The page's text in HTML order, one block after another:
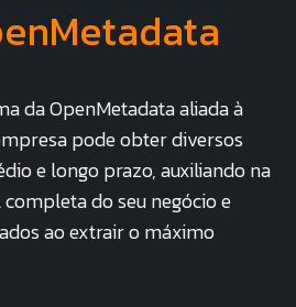
da OpenMetadata aliada à
pode obter diversos
e longo prazo, auxiliando na
do seu negócio e
ao extrair o máximo